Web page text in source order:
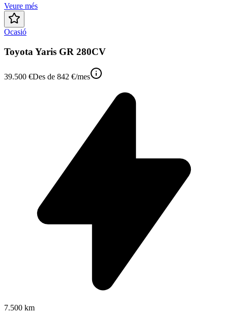
Veure més
Ocasió
Toyota Yaris GR 280CV
39.500 €Des de 842 €/mes
7.500 km